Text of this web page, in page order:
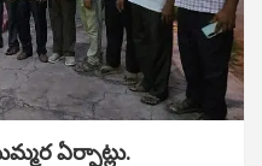
ఏర్పాట్లు.